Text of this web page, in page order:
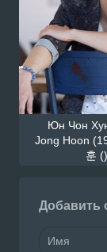
Юн Чон
Jong Hoon
훈 ()
Добавить